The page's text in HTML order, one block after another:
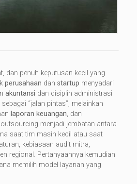
dan penuh keputusan kecil yang
perusahaan danstartup menyadari
akuntansi dan disiplin administrasi
“jalan pintas”, melainkan
laporan keuangan, dan
outsourcing menjadi jembatan antara
saat tim masih kecil atau saat
kebiasaan audit mitra,
regional. Pertanyaannya kemudian
memilih model layanan yang